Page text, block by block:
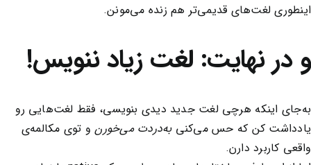
اینطوری لغت‌های قدیمی‌تر هم زنده می‌مونن.
و در نهایت: لغت زیاد ننویس!
به‌جای اینکه هرچی لغت جدید دیدی بنویسی، فقط لغت‌هایی رو
یادداشت کن که حس می‌کنیبه‌دردت می‌خورنو توی مکالمه‌ی
واقعی کاربرد دارن.